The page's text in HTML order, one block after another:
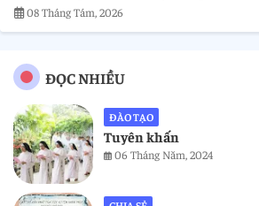
08 Tháng Tám, 2026
ĐỌC NHIỀU
ĐÀO TẠO
Tuyên khấn
06 Tháng Năm, 2024